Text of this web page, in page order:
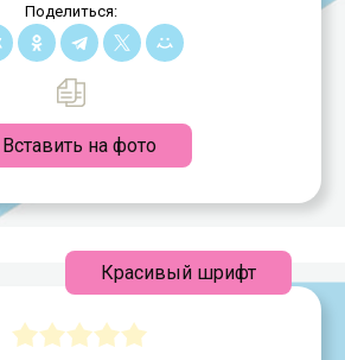
Поделиться:
Вставить на фото
Красивый шрифт